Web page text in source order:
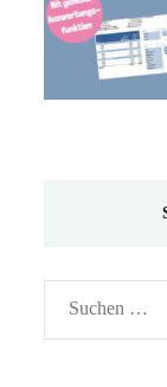
Suchen
nach: